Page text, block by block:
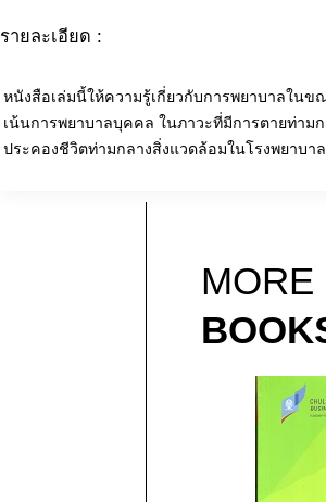
รายละเอียด :
หนังสือเล่มนี้ให้ความรู้เกี่ยวกับการพยาบาลใน
เน้นการพยาบาลบุคคล ในภาวะที่มีการตายท่าม
ประคองชีวิตท่ามกลางสิ่งแวดล้อมในโรงพยาบาล
MORE